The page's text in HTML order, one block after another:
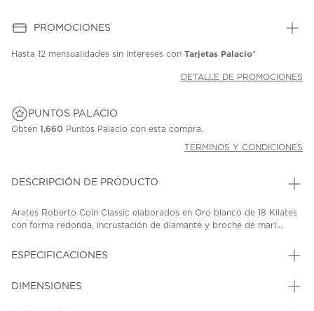
PROMOCIONES
Hasta 12 mensualidades sin intereses con Tarjetas Palacio*
DETALLE DE PROMOCIONES
PUNTOS PALACIO
Obtén 1,660 Puntos Palacio con esta compra.
TÉRMINOS Y CONDICIONES
DESCRIPCIÓN DE PRODUCTO
Aretes Roberto Coin Classic elaborados en Oro blanco de 18 Kilates
con forma redonda, incrustación de diamante y broche de mari...
ESPECIFICACIONES
DIMENSIONES